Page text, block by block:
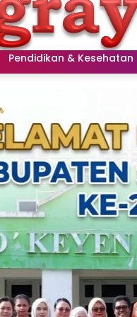
Pendidikan & Kesehatan